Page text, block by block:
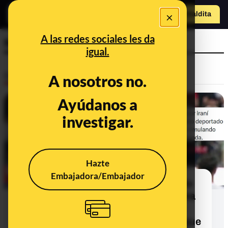
×
A las redes sociales les da
igual.
A nosotros no.
Ayúdanos a
investigar.
Hazte
Embajadora/Embajador
Hazte Maldita
Nueva Zelanda
No, Mohammad Mohebbi no ha sido
deportado tras su celebración contra
Nueva Zelanda en el Mundial: hizo
gestos de disparo, pero la imagen que